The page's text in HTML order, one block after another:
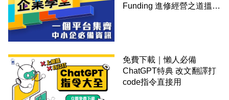
Funding 進修經營之道搵大
免費下載｜懶人必備
ChatGPT特典 改文翻譯打
code指令直接用